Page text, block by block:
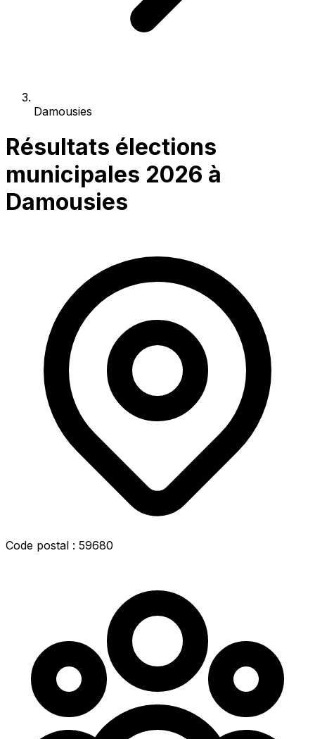
Damousies
Résultats élections
municipales 2026 à
Damousies
Code postal : 59680